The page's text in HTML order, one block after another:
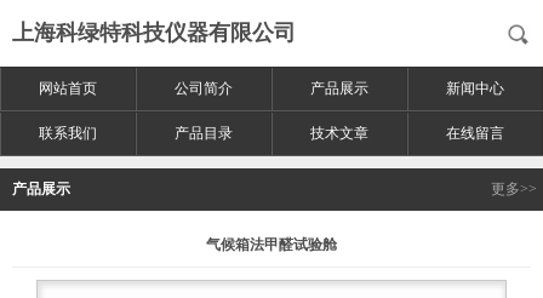
上海科绿特科技仪器有限公司
网站首页 公司简介 产品展示 新闻中心
联系我们 产品目录 技术文章 在线留言
产品展示 更多>>
气候箱法甲醛试验舱